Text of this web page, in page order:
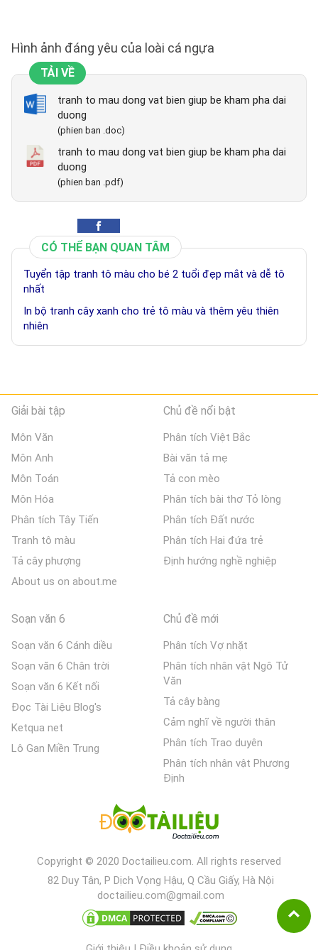
Hình ảnh đáng yêu của loài cá ngựa
TẢI VỀ
tranh to mau dong vat bien giup be kham pha dai
duong
(phien ban .doc)
tranh to mau dong vat bien giup be kham pha dai
duong
(phien ban .pdf)
CÓ THỂ BẠN QUAN TÂM
Tuyển tập tranh tô màu cho bé 2 tuổi đẹp mắt và dễ tô
nhất
In bộ tranh cây xanh cho trẻ tô màu và thêm yêu thiên
nhiên
Giải bài tập
Môn Văn
Môn Anh
Môn Toán
Môn Hóa
Phân tích Tây Tiến
Tranh tô màu
Tả cây phượng
About us on about.me
Chủ đề nổi bật
Phân tích Việt Bắc
Bài văn tả mẹ
Tả con mèo
Phân tích bài thơ Tỏ lòng
Phân tích Đất nước
Phân tích Hai đứa trẻ
Định hướng nghề nghiệp
Soạn văn 6
Soạn văn 6 Cánh diều
Soạn văn 6 Chân trời
Soạn văn 6 Kết nối
Đọc Tài Liệu Blog's
Ketqua net
Lô Gan Miền Trung
Chủ đề mới
Phân tích Vợ nhặt
Phân tích nhân vật Ngô Tử
Văn
Tả cây bàng
Cảm nghĩ về người thân
Phân tích Trao duyên
Phân tích nhân vật Phương
Định
Copyright © 2020 Doctailieu.com. All rights reserved
82 Duy Tân, P Dịch Vọng Hậu, Q Cầu Giấy, Hà Nội
doctailieu.com@gmail.com